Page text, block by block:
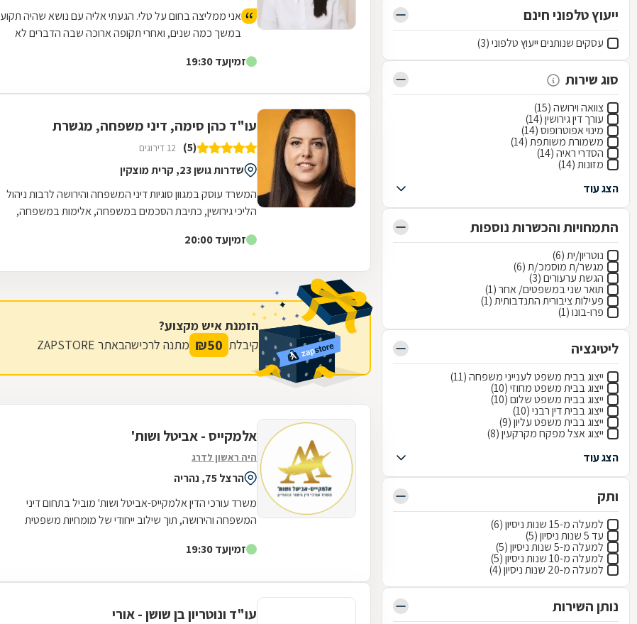
ייעוץ טלפוני חינם
עסקים שנותנים ייעוץ טלפוני (3)
סוג שירות
צוואה וירושה (15)
עורך דין גירושין (14)
מינוי אפוטרופוס (14)
משמורת משותפת (14)
הסדרי ראיה (14)
מזונות (14)
הצג עוד
התמחויות והכשרות נוספות
נוטריון/ית (6)
מגשר/ת מוסמכ/ת (6)
הגשת ערעורים (3)
תואר שני במשפטים/ אחר (1)
פעילות ציבורית התנדבותית (1)
פרו-בונו (1)
ליטיגציה
ייצוג בבית משפט לענייני משפחה (11)
ייצוג בבית משפט מחוזי (10)
ייצוג בבית משפט שלום (10)
ייצוג בבית דין רבני (10)
ייצוג בבית משפט עליון (9)
ייצוג אצל מפקח מקרקעין (8)
הצג עוד
ותק
למעלה מ-15 שנות ניסיון (6)
עד 5 שנות ניסיון (5)
למעלה מ-5 שנות ניסיון (5)
למעלה מ-10 שנות ניסיון (5)
למעלה מ-20 שנות ניסיון (4)
נותן השירות
אני ממליצה בחום על טלי. הגעתי אליה עם נושא שהיה תקוע
במשך כמה שנים, ואחרי תקופה ארוכה שבה הדברים לא
הצלחנו סוף סוף להגיע לפתרון. לאורך כל הדרך טלי הייתה
ביטחון. מעבר למקצועיות שלה, הרגשתי שהיא באמת
אכפתית ורוצה לעזור, והיא עשתה מעל ומעבר כדי לקדם את
התהליך ולהביא לתוצאה הטובה ביותר. אני מאוד שמחה
שבחרתי להיעזר בה וממליצה עליה מכל הלב לכל מי
שמחפשת עורכת דין מקצועית, אמינה, אנושית ומסורה.
זמיןעד 19:30
עו"ד כהן סימה, דיני משפחה, מגשרת
(5) 12 דירוגים
שדרות גושן 23, קרית מוצקין
המשרד עוסק במגוון סוגיות דיני המשפחה והירושה לרבות ניהול
הליכי גירושין, כתיבת הסכמים במשפחה, אלימות במשפחה,
זמיןעד 20:00
הזמנת איש מקצוע?
קיבלת 50
₪ מתנה לרכישהבאתר ZAPSTORE
אלמקייס - אביטל ושות'
היה ראשון לדרג
הרצל 75, נהריה
משרד עורכי הדין אלמקייס-אביטל ושות' מוביל בתחום דיני
המשפחה והירושה, תוך שילוב ייחודי של מומחיות משפטית
זמיןעד 19:30
עו"ד ונוטריון בן שושן - אורי